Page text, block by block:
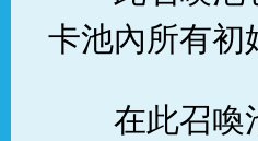
卡池內所有初
在此召喚